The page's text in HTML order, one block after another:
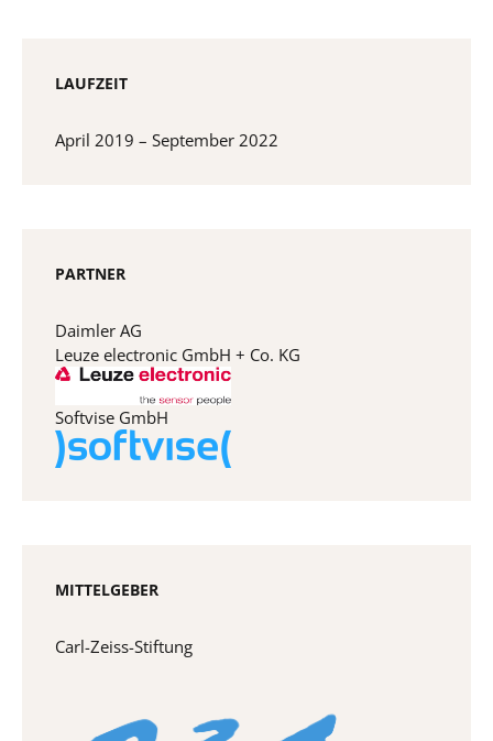
LAUFZEIT
April 2019 – September 2022
PARTNER
Daimler AG
Leuze electronic GmbH + Co. KG
Softvise GmbH
MITTELGEBER
Carl-Zeiss-Stiftung